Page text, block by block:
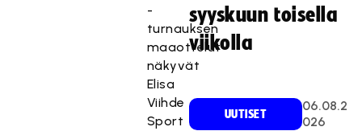
-
turnauksen
maaottelut
näkyvät
Elisa
Viihde
Sport
syyskuun toisella
viikolla
UUTISET
06.08.2
026